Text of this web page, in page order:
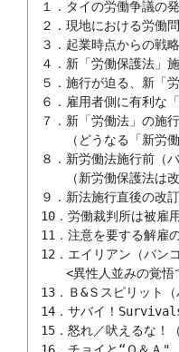
１．タイの労働争議の
２．現地における労働
３．起業時点からの戦略
４．新「労働保護法」
５．施行が迫る、新「
６．雇用者側に有利な
７．新「労働法」の施
（どうなる「新労働法
８．新労働法施行前（
（新労働保護法は改
９．新法施行直後の改
10．労働裁判所は被雇
11．注意を要する解雇
12．エイリアン（バン
<異性人並みの覚悟
13．Ｂ&Ｓスピリット
14．サバイ！
15．怒れ／吠えるな！